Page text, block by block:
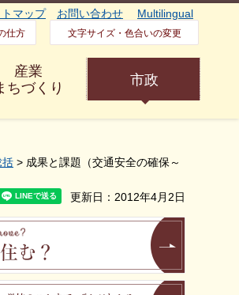
マップ お問い合わせ Multilingual
仕方 文字サイズ・色合いの変更
産業
ちづくり
市政
括 > 成果と課題（交通安全の確保～
更新日：2012年4月2日